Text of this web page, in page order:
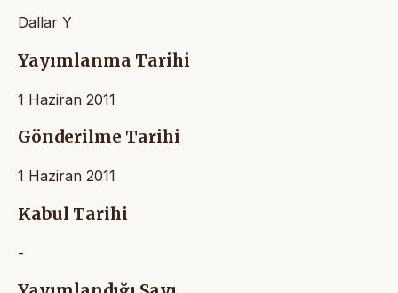
Dallar Y
Yayımlanma Tarihi
1 Haziran 2011
Gönderilme Tarihi
1 Haziran 2011
Kabul Tarihi
-